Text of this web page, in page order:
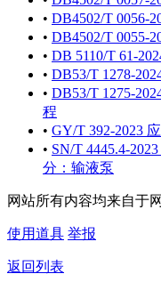
• DB4502/T 0056-
• DB4502/T 0055-
• DB 5110/T 61-
• DB53/T 1278-
• DB53/T 1275-
程
• GY/T 392-2023
• SN/T 4445.4-
分：输液泵
网站所有内容均来自于
使用道具 举报
返回列表